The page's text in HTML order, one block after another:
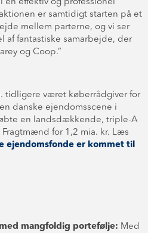
en effektiv og professionel
er samtidigt starten på et
mellem parterne, og vi ser
af fantastiske samarbejde, der
og Coop.”
tidligere været køberrådgiver for
danske ejendomsscene i
en landsdækkende, triple-A
for 1,2 mia. kr. Læs
ejendomsfonde er kommet til
mangfoldig portefølje: Med